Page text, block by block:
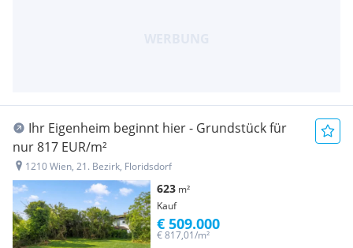
Ihr Eigenheim beginnt hier - Grundstück für
nur 817 EUR/m²
1210 Wien, 21. Bezirk, Floridsdorf
623 m²
Kauf
€ 817,01/m²
€ 509.000